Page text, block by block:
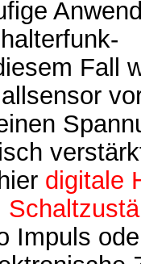
Fall
digitale
Impuls